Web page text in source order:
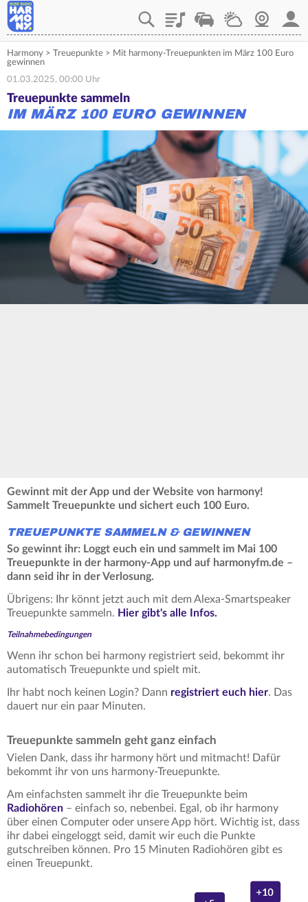
PlaylistVerkehrWetterWebcam
Harmony > Treuepunkte > Mit harmony-Treuepunkten im März 100 Euro
gewinnen
01.03.2025, 00:00 Uhr
Treuepunkte sammeln
IM MÄRZ 100 EURO GEWINNEN
Gewinnt mit der App und der Website von harmony!
Sammelt Treuepunkte und sichert euch 100 Euro.
TREUEPUNKTE SAMMELN & GEWINNEN
So gewinnt ihr: Loggt euch ein und sammelt im Mai 100
Treuepunkte in der harmony-App und auf harmonyfm.de –
dann seid ihr in der Verlosung.
Übrigens: Ihr könnt jetzt auch mit dem Alexa-Smartspeaker
Treuepunkte sammeln. Hier gibt's alle Infos.
Teilnahmebedingungen
Wenn ihr schon bei harmony registriert seid, bekommt ihr
automatisch Treuepunkte und spielt mit.
Ihr habt noch keinen Login? Dann registriert euch hier. Das
dauert nur ein paar Minuten.
Treuepunkte sammeln geht ganz einfach
Vielen Dank, dass ihr harmony hört und mitmacht! Dafür
bekommt ihr von uns harmony-Treuepunkte.
Am einfachsten sammelt ihr die Treuepunkte beim
Radiohören – einfach so, nebenbei. Egal, ob ihr harmony
über einen Computer oder unsere App hört. Wichtig ist, dass
ihr dabei eingeloggt seid, damit wir euch die Punkte
gutschreiben können. Pro 15 Minuten Radiohören gibt es
einen Treuepunkt.